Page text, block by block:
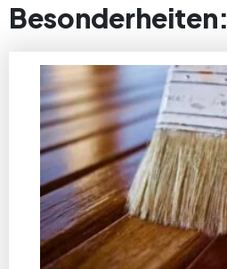
Besonderheiten: